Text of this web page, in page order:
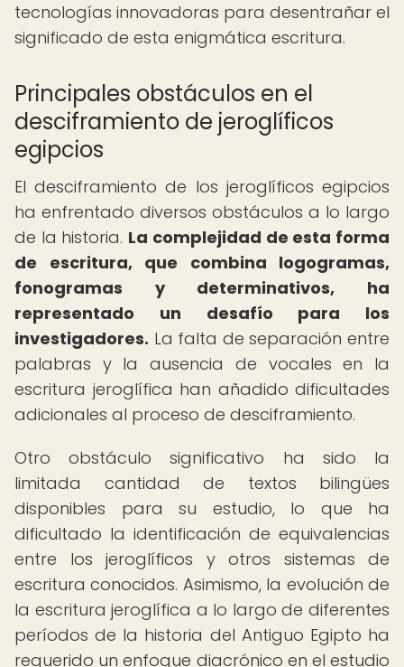
tecnologías innovadoras para desentrañar el
significado de esta enigmática escritura.
Principales obstáculos en el
desciframiento de jeroglíficos
egipcios
El desciframiento de los jeroglíficos egipcios
ha enfrentado diversos obstáculos a lo largo
de la historia. La complejidad de esta forma
de escritura, que combina logogramas,
fonogramas y determinativos, ha
representado un desafío para los
investigadores. La falta de separación entre
palabras y la ausencia de vocales en la
escritura jeroglífica han añadido dificultades
adicionales al proceso de desciframiento.
Otro obstáculo significativo ha sido la
limitada cantidad de textos bilingües
disponibles para su estudio, lo que ha
dificultado la identificación de equivalencias
entre los jeroglíficos y otros sistemas de
escritura conocidos. Asimismo, la evolución de
la escritura jeroglífica a lo largo de diferentes
períodos de la historia del Antiguo Egipto ha
requerido un enfoque diacrónico en el estudio